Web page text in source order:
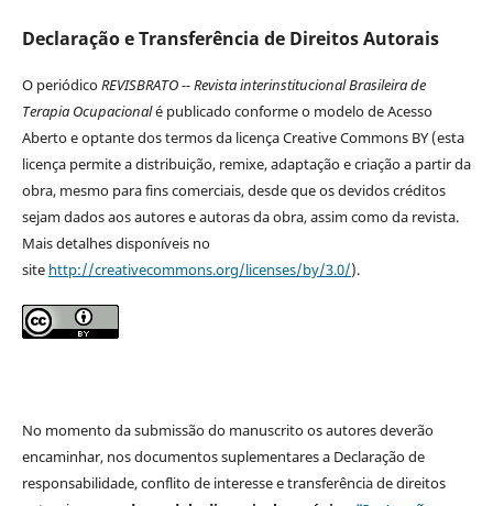
Declaração e Transferência de Direitos Autorais
O periódicoREVISBRATO -- Revista interinstitucional Brasileira de
Terapia Ocupacionalé publicado conforme o modelo de Acesso
Aberto e optante dos termos da licença Creative Commons BY (esta
licença permite a distribuição, remixe, adaptação e criação a partir da
obra, mesmo para fins comerciais, desde que os devidos créditos
sejam dados aos autores e autoras da obra, assim como da revista.
Mais detalhes disponíveis no
site http://creativecommons.org/licenses/by/3.0/).
No momento da submissão do manuscrito os autores deverão
encaminhar, nos documentos suplementares a Declaração de
responsabilidade, conflito de interesse e transferência de direitos